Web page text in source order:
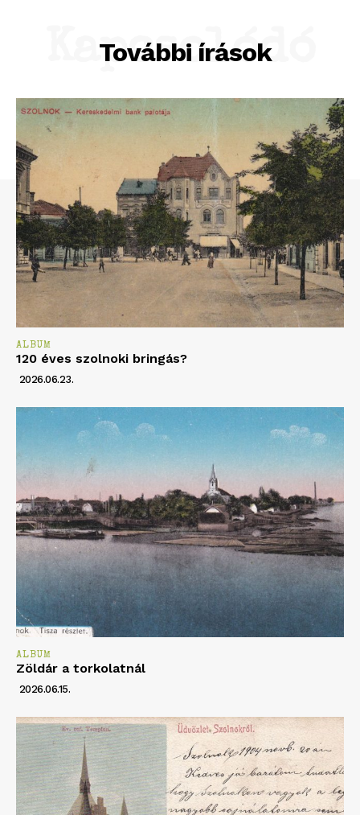
További írások
Kapcsolódó
ALBUM
120 éves szolnoki bringás?
2026.06.23.
ALBUM
Zöldár a torkolatnál
2026.06.15.